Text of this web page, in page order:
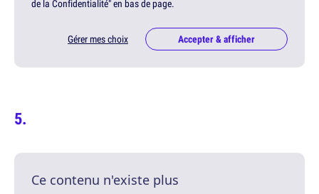
de la Confidentialité" en bas de page.
Gérer mes choix Accepter & afficher
Ce contenu n'existe plus